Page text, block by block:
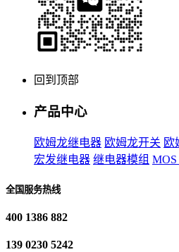
回到顶部
产品中心
欧姆龙继电器 欧姆龙开关 欧
宏发继电器 继电器模组
全国服务热线
400 1386 882
139 0230 5242